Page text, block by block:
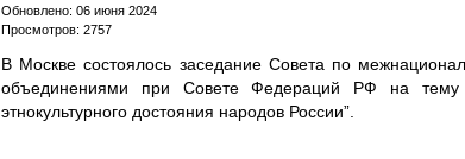
Обновлено: 06 июня 2024
Просмотров: 2757
В Москве состоялось заседание Совета по
объединениями при Совете Федераций РФ на тему
этнокультурного достояния народов России”.